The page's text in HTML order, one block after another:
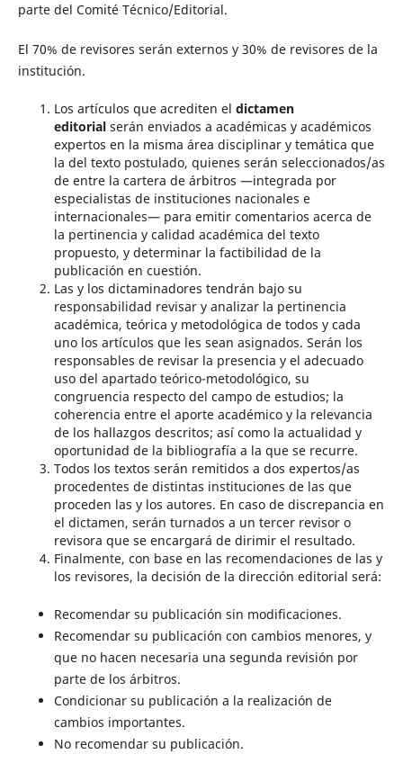
parte del Comité Técnico/Editorial.
El 70% de revisores serán externos y 30% de revisores de la
institución.
Los artículos que acrediten el dictamen
editorial serán enviados a académicas y académicos
expertos en la misma área disciplinar y temática que
la del texto postulado, quienes serán seleccionados/as
de entre la cartera de árbitros ­­—integrada por
especialistas de instituciones nacionales e
internacionales— para emitir comentarios acerca de
la pertinencia y calidad académica del texto
propuesto, y determinar la factibilidad de la
publicación en cuestión.
Las y los dictaminadores tendrán bajo su
responsabilidad revisar y analizar la pertinencia
académica, teórica y metodológica de todos y cada
uno los artículos que les sean asignados. Serán los
responsables de revisar la presencia y el adecuado
uso del apartado teórico-metodológico, su
congruencia respecto del campo de estudios; la
coherencia entre el aporte académico y la relevancia
de los hallazgos descritos; así como la actualidad y
oportunidad de la bibliografía a la que se recurre.
Todos los textos serán remitidos a dos expertos/as
procedentes de distintas instituciones de las que
proceden las y los autores. En caso de discrepancia en
el dictamen, serán turnados a un tercer revisor o
revisora que se encargará de dirimir el resultado.
Finalmente, con base en las recomendaciones de las y
los revisores, la decisión de la dirección editorial será:
Recomendar su publicación sin modificaciones.
Recomendar su publicación con cambios menores, y
que no hacen necesaria una segunda revisión por
parte de los árbitros.
Condicionar su publicación a la realización de
cambios importantes.
No recomendar su publicación.